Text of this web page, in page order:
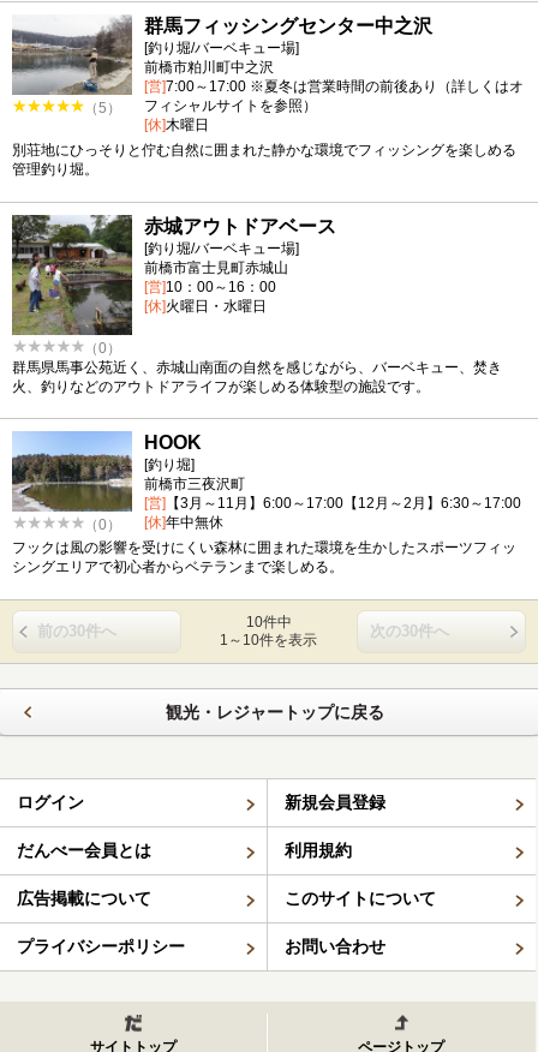
（5）
群馬フィッシングセンター中之沢
[釣り堀/バーベキュー場]
前橋市粕川町中之沢
[営]7:00～17:00 ※夏冬は営業時間の前後あり（詳しくはオ
フィシャルサイトを参照）
[休]木曜日
別荘地にひっそりと佇む自然に囲まれた静かな環境でフィッシングを楽しめる
管理釣り堀。
（0）
赤城アウトドアベース
[釣り堀/バーベキュー場]
前橋市富士見町赤城山
[営]10：00～16：00
[休]火曜日・水曜日
群馬県馬事公苑近く、赤城山南面の自然を感じながら、バーベキュー、焚き
火、釣りなどのアウトドアライフが楽しめる体験型の施設です。
（0）
HOOK
[釣り堀]
前橋市三夜沢町
[営] 【3月～11月】6:00～17:00【12月～2月】6:30～17:00
[休]年中無休
フックは風の影響を受けにくい森林に囲まれた環境を生かしたスポーツフィッ
シングエリアで初心者からベテランまで楽しめる。
前の30件へ
10件中
1～10件を表示
次の30件へ
観光・レジャートップに戻る
ログイン 新規会員登録
だんべー会員とは 利用規約
広告掲載について このサイトについて
プライバシーポリシー お問い合わせ
サイトトップ ページトップ